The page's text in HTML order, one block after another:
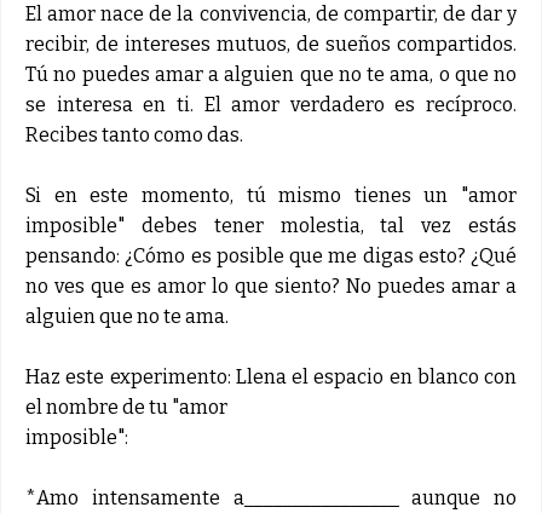
El amor nace de la convivencia, de compartir, de dar y
recibir, de intereses mutuos, de sueños compartidos.
Tú no puedes amar a alguien que no te ama, o que no
se interesa en ti. El amor verdadero es recíproco.
Recibes tanto como das.
Si en este momento, tú mismo tienes un "amor
imposible" debes tener molestia, tal vez estás
pensando: ¿Cómo es posible que me digas esto? ¿Qué
no ves que es amor lo que siento? No puedes amar a
alguien que no te ama.
Haz este experimento: Llena el espacio en blanco con
el nombre de tu "amor
imposible":
*Amo intensamente a________________ aunque no